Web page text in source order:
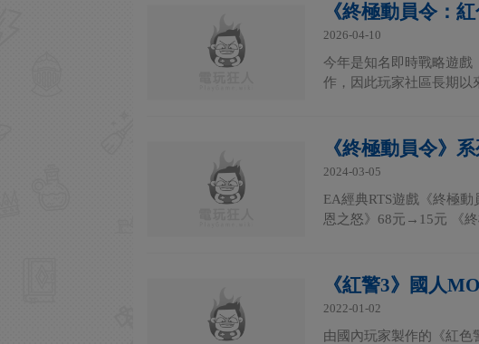
《終極動員令：
2026-04-10
今年是知名即時戰略遊戲
作，因此玩家社區長期以
《終極動員令》
2024-03-05
EA經典RTS遊戲《終極
恩之怒》68元→15元 《
《紅警3》國人
2022-01-02
由國內玩家製作的《紅色